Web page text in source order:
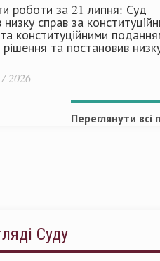
роботи за 21 липня: Суд
низку справ за
конституційними
та постановив
2026
Переглянути всі
Суду